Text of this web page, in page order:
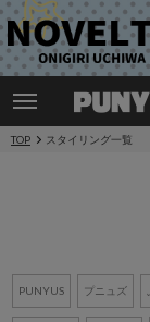
TOP スタイリング一覧
PUNYUS プニュズ